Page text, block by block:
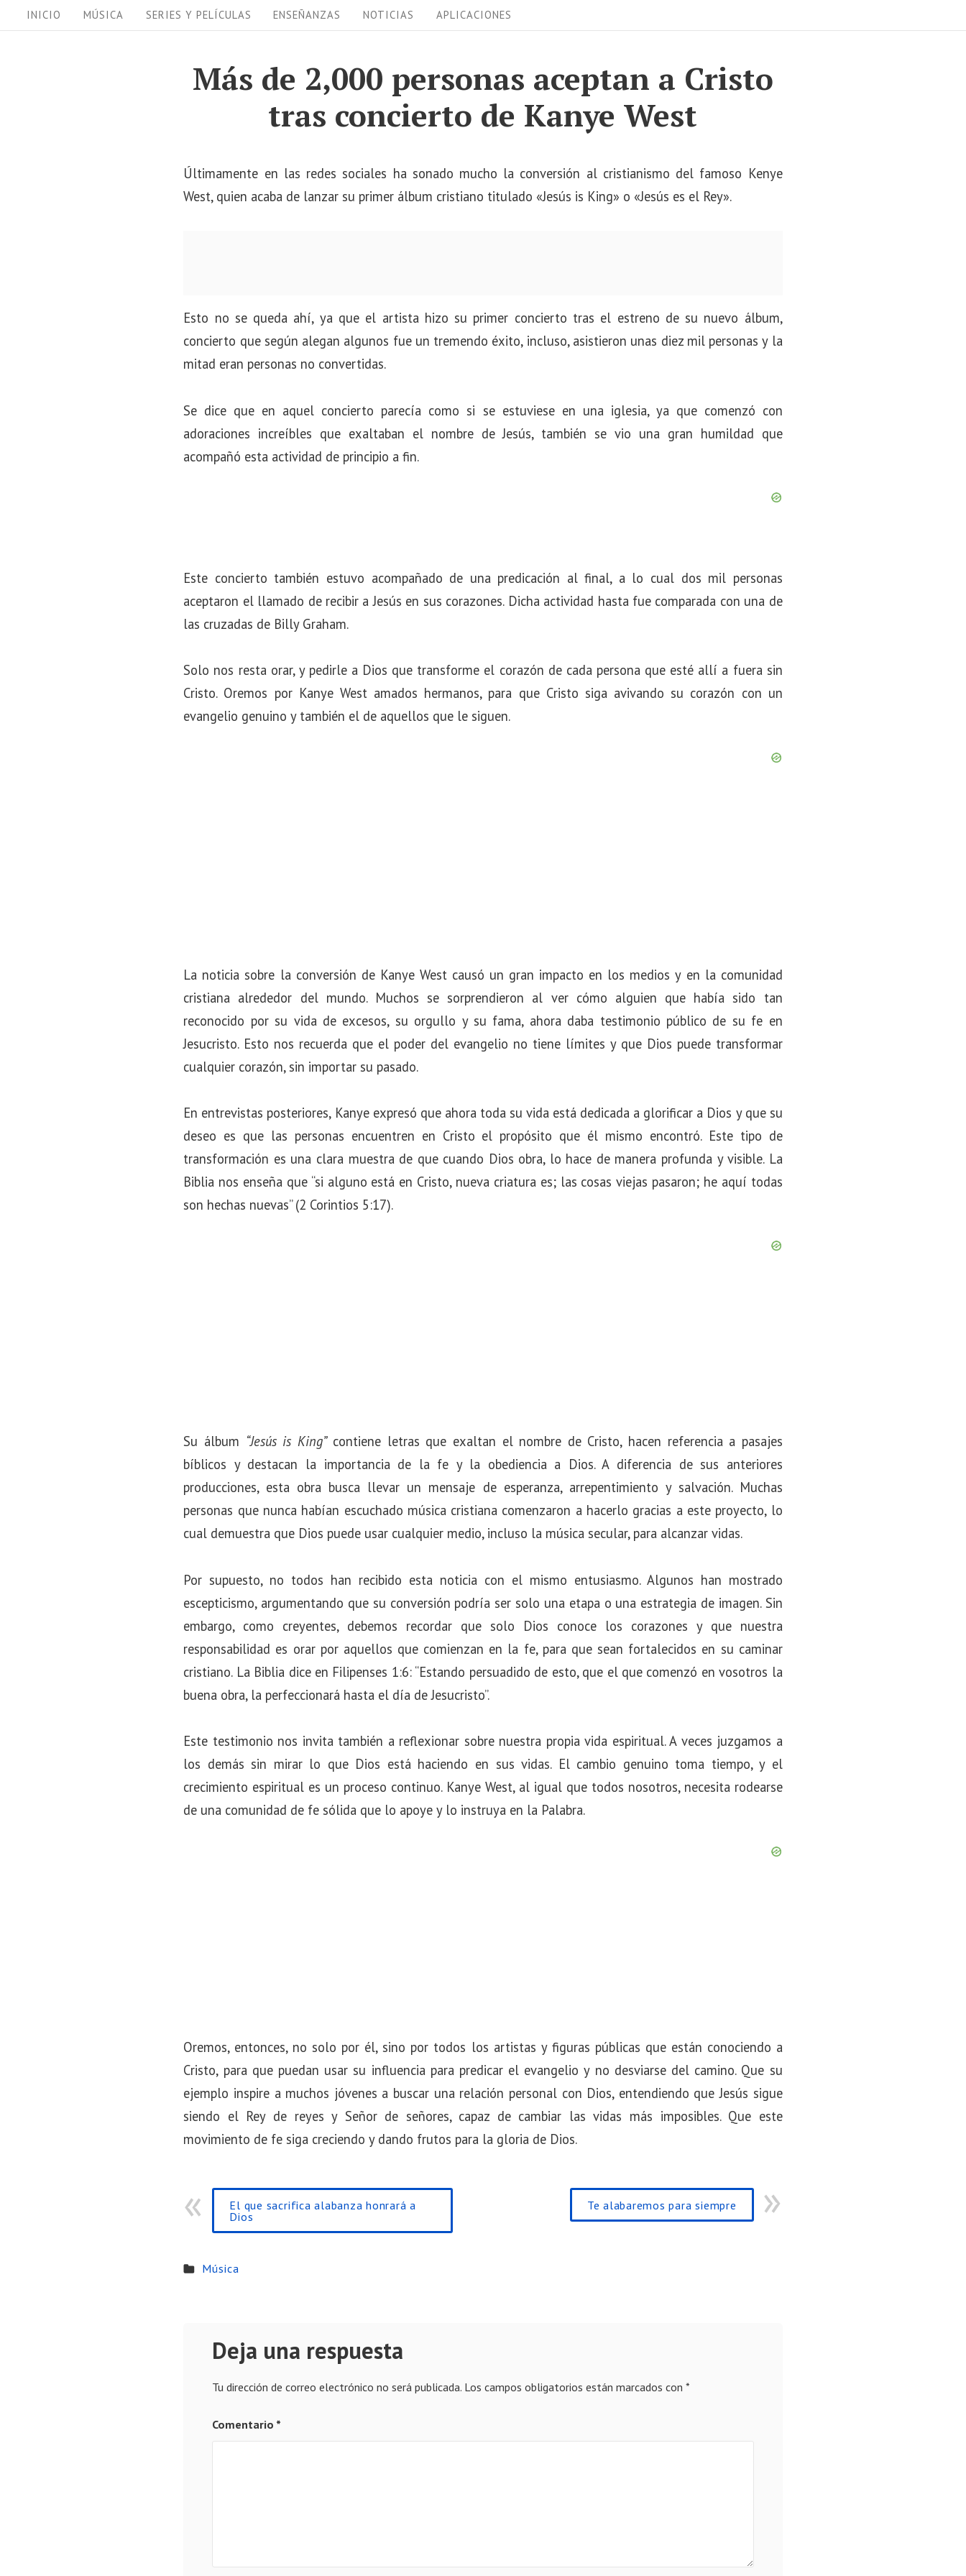
k
i
INICIO MÚSICA SERIES Y PELÍCULAS ENSEÑANZAS NOTICIAS APLICACIONES
Más de 2,000 personas aceptan a Cristo
tras concierto de Kanye West
Últimamente en las redes sociales ha sonado mucho la conversión al cristianismo del famoso Kenye
West, quien acaba de lanzar su primer álbum cristiano titulado «Jesús is King» o «Jesús es el Rey».
Esto no se queda ahí, ya que el artista hizo su primer concierto tras el estreno de su nuevo álbum,
concierto que según alegan algunos fue un tremendo éxito, incluso, asistieron unas diez mil personas y la
mitad eran personas no convertidas.
Se dice que en aquel concierto parecía como si se estuviese en una iglesia, ya que comenzó con
adoraciones increíbles que exaltaban el nombre de Jesús, también se vio una gran humildad que
acompañó esta actividad de principio a fin.
Este concierto también estuvo acompañado de una predicación al final, a lo cual dos mil personas
aceptaron el llamado de recibir a Jesús en sus corazones. Dicha actividad hasta fue comparada con una de
las cruzadas de Billy Graham.
Solo nos resta orar, y pedirle a Dios que transforme el corazón de cada persona que esté allí a fuera sin
Cristo. Oremos por Kanye West amados hermanos, para que Cristo siga avivando su corazón con un
evangelio genuino y también el de aquellos que le siguen.
La noticia sobre la conversión de Kanye West causó un gran impacto en los medios y en la comunidad
cristiana alrededor del mundo. Muchos se sorprendieron al ver cómo alguien que había sido tan
reconocido por su vida de excesos, su orgullo y su fama, ahora daba testimonio público de su fe en
Jesucristo. Esto nos recuerda que el poder del evangelio no tiene límites y que Dios puede transformar
cualquier corazón, sin importar su pasado.
En entrevistas posteriores, Kanye expresó que ahora toda su vida está dedicada a glorificar a Dios y que su
deseo es que las personas encuentren en Cristo el propósito que él mismo encontró. Este tipo de
transformación es una clara muestra de que cuando Dios obra, lo hace de manera profunda y visible. La
Biblia nos enseña que “si alguno está en Cristo, nueva criatura es; las cosas viejas pasaron; he aquí todas
son hechas nuevas” (2 Corintios 5:17).
Su álbum “Jesús is King”contiene letras que exaltan el nombre de Cristo, hacen referencia a pasajes
bíblicos y destacan la importancia de la fe y la obediencia a Dios. A diferencia de sus anteriores
producciones, esta obra busca llevar un mensaje de esperanza, arrepentimiento y salvación. Muchas
personas que nunca habían escuchado música cristiana comenzaron a hacerlo gracias a este proyecto, lo
cual demuestra que Dios puede usar cualquier medio, incluso la música secular, para alcanzar vidas.
Por supuesto, no todos han recibido esta noticia con el mismo entusiasmo. Algunos han mostrado
escepticismo, argumentando que su conversión podría ser solo una etapa o una estrategia de imagen. Sin
embargo, como creyentes, debemos recordar que solo Dios conoce los corazones y que nuestra
responsabilidad es orar por aquellos que comienzan en la fe, para que sean fortalecidos en su caminar
cristiano. La Biblia dice en Filipenses 1:6: “Estando persuadido de esto, que el que comenzó en vosotros la
buena obra, la perfeccionará hasta el día de Jesucristo”.
Este testimonio nos invita también a reflexionar sobre nuestra propia vida espiritual. A veces juzgamos a
los demás sin mirar lo que Dios está haciendo en sus vidas. El cambio genuino toma tiempo, y el
crecimiento espiritual es un proceso continuo. Kanye West, al igual que todos nosotros, necesita rodearse
de una comunidad de fe sólida que lo apoye y lo instruya en la Palabra.
Oremos, entonces, no solo por él, sino por todos los artistas y figuras públicas que están conociendo a
Cristo, para que puedan usar su influencia para predicar el evangelio y no desviarse del camino. Que su
ejemplo inspire a muchos jóvenes a buscar una relación personal con Dios, entendiendo que Jesús sigue
siendo el Rey de reyes y Señor de señores, capaz de cambiar las vidas más imposibles. Que este
movimiento de fe siga creciendo y dando frutos para la gloria de Dios.
El que sacrifica alabanza honrará a
Dios
Te alabaremos para siempre
Música
Deja una respuesta
Tu dirección de correo electrónico no será publicada. Los campos obligatorios están marcados con*
Comentario *